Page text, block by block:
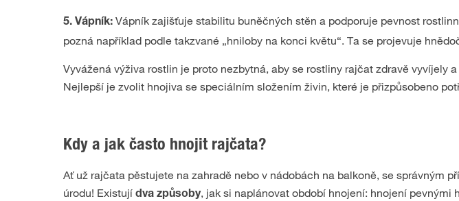
5. Vápník: Vápník zajišťuje stabilitu buněčných stěn a podporuje pevnost
pozná například podle takzvané „hniloby na konci květu“. Ta se projevuje
Vyvážená výživa rostlin je proto nezbytná, aby se rostliny rajčat zdravě vyvíjely
Nejlepší je zvolit hnojiva se speciálním složením živin, které je přizpůsobeno
Kdy a jak často hnojit rajčata?
Ať už rajčata pěstujete na zahradě nebo v nádobách na balkoně, se správným
úrodu! Existují dva způsoby, jak si naplánovat období hnojení: hnojení